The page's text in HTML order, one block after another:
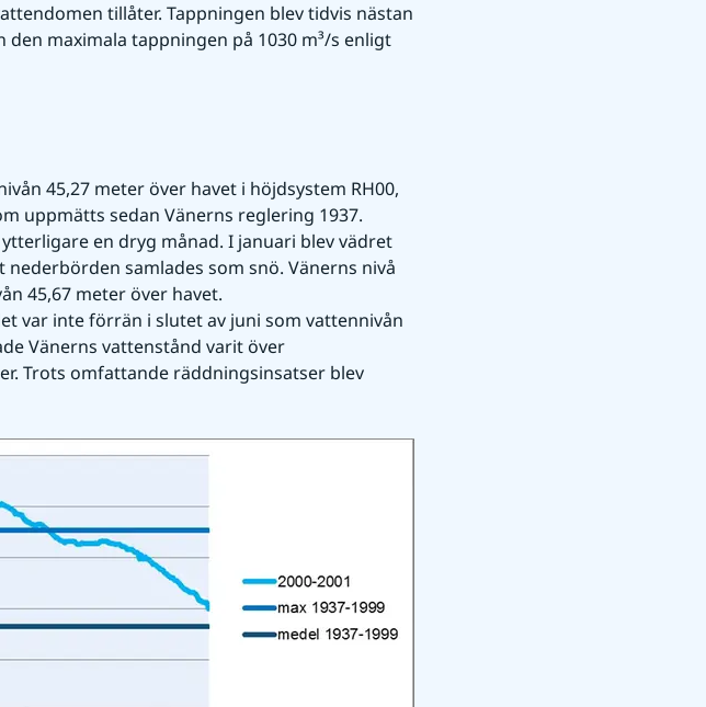
tillåter. Tappningen blev tidvis nästan
den maximala tappningen på 1030 m³/s enligt
45,27 meter över havet i höjdsystem RH00,
uppmätts sedan Vänerns reglering 1937.
en dryg månad. I januari blev vädret
samlades som snö. Vänerns nivå
45,67 meter över havet.
Vänerns vattenstånd varit över
Trots omfattande räddningsinsatser blev